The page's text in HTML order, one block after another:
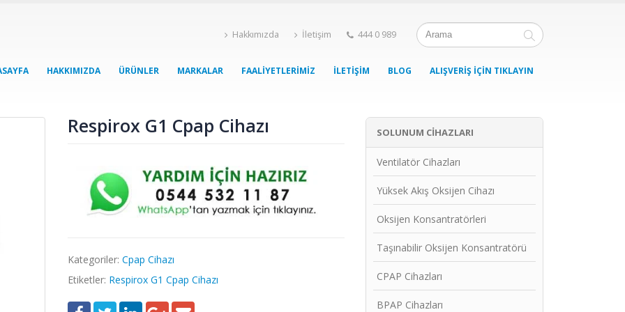
Hakkımızda İletişim 444 0 989
HAKKIMIZDA ÜRÜNLER MARKALAR FAALIYETLERIMIZ İLETIŞIM BLOG ALIŞVERIŞ İÇIN TIKLAYIN
Respirox G1 Cpap Cihazı
Kategoriler: Cpap Cihazı
Etiketler: Respirox G1 Cpap Cihazı
SOLUNUM CIHAZLARI
Ventilatör Cihazları
Yüksek Akış Oksijen Cihazı
Oksijen Konsantratörleri
Taşınabilir Oksijen Konsantratörü
CPAP Cihazları
BPAP Cihazları